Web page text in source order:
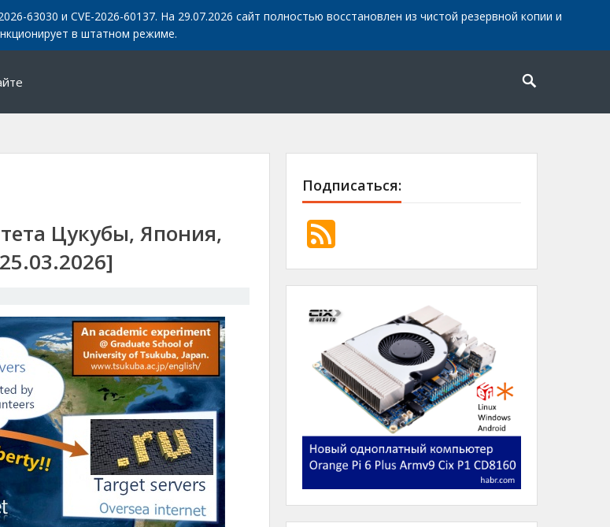
63030 и CVE-2026-60137. На 29.07.2026 сайт полностью восстановлен из чистой резервной копии и
в штатном режиме.
Цукубы, Япония,
Подписаться: